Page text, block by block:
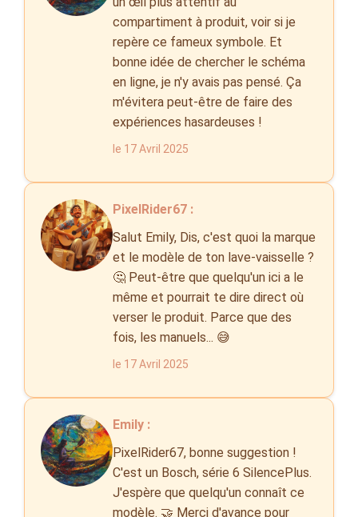
compartiment à produit, voir si je
repère ce fameux symbole. Et
bonne idée de chercher le schéma
en ligne, je n'y avais pas pensé. Ça
m'évitera peut-être de faire des
expériences hasardeuses !
le 17 Avril 2025
PixelRider67 :
Salut Emily, Dis, c'est quoi la marque
et le modèle de ton lave-vaisselle ?
🤔 Peut-être que quelqu'un ici a le
même et pourrait te dire direct où
verser le produit. Parce que des
fois, les manuels... 😅
le 17 Avril 2025
Emily :
PixelRider67, bonne suggestion !
C'est un Bosch, série 6 SilencePlus.
J'espère que quelqu'un connaît ce
modèle. 🤝 Merci d'avance pour